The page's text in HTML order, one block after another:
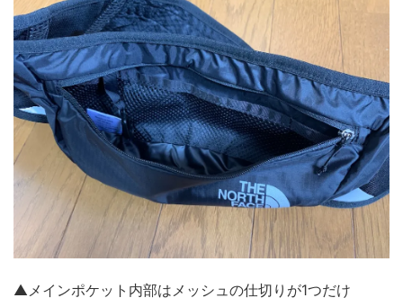
▲メインポケット内部はメッシュの仕切りが1つだけ